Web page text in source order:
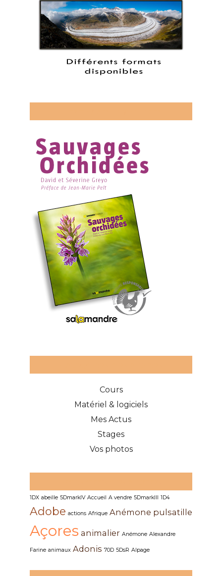
Cours
Matériel & logiciels
Mes Actus
Stages
Vos photos
1DX abeille 5DmarkIV Accueil A vendre 5DmarkIII 1D4
Adobe actions Afrique Anémone pulsatille
Açores animalier Anémone Alexandre
Farine animaux Adonis 70D 5DsR Alpage